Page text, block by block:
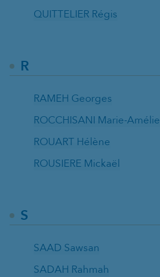
QUITTELIER Régis
R
RAMEH Georges
ROCCHISANI Marie-Amélie
ROUART Hélène
ROUSIERE Mickaël
S
SAAD Sawsan
SADAH Rahmah